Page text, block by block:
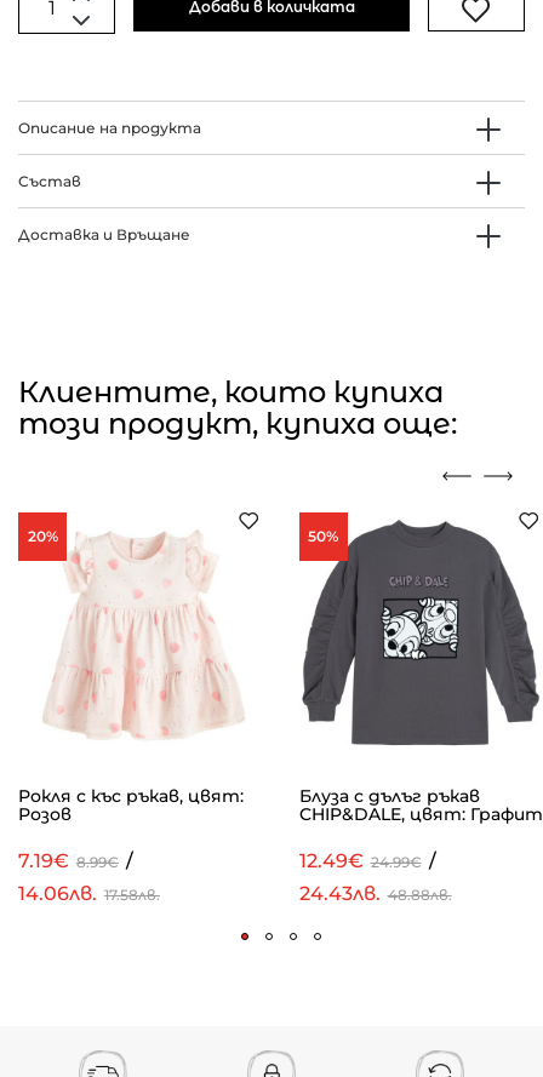
Добави в количката
Описание на продукта
Състав
Доставка и Връщане
Клиентите, които купиха
този продукт, купиха още:
20%
Рокля с къс ръкав, цвят:
Розов
7.19€ 8.99€ /
14.06лв. 17.58лв.
50%
Блуза с дълъг ръкав
CHIP&DALE, цвят: Графит
12.49€ 24.99€ /
24.43лв. 48.88лв.